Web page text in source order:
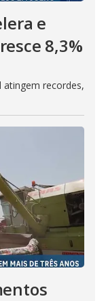
e
8,3%
atingem recordes,